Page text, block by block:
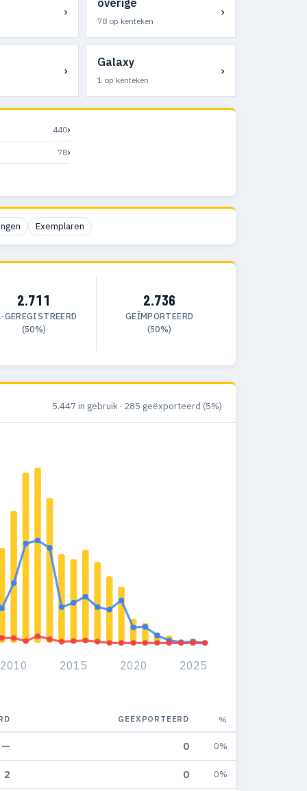
›
overige
78 op kenteken
›
›
Galaxy
1 op kenteken
›
440›
78›
Exemplaren
2.711
GEREGISTREERD
(50%)
2.736
GEÏMPORTEERD
(50%)
5.447 in gebruik · 285 geëxporteerd (5%)
2010 2015 2020 2025
GEËXPORTEERD %
— 0 0%
2 0 0%